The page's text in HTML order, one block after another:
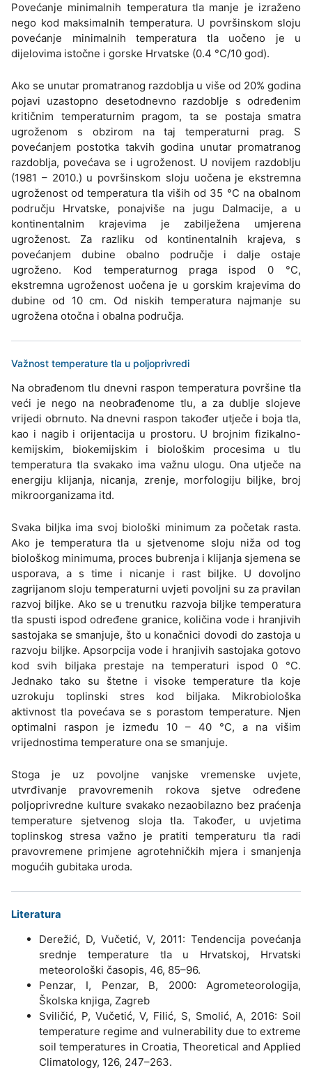
Povećanje minimalnih temperatura tla manje je izraženo
nego kod maksimalnih temperatura. U površinskom sloju
povećanje minimalnih temperatura tla uočeno je u
dijelovima istočne i gorske Hrvatske (0.4 °C/10 god).
Ako se unutar promatranog razdoblja u više od 20% godina
pojavi uzastopno desetodnevno razdoblje s određenim
kritičnim temperaturnim pragom, ta se postaja smatra
ugroženom s obzirom na taj temperaturni prag. S
povećanjem postotka takvih godina unutar promatranog
razdoblja, povećava se i ugroženost. U novijem razdoblju
(1981 – 2010.) u površinskom sloju uočena je ekstremna
ugroženost od temperatura tla viših od 35 °C na obalnom
području Hrvatske, ponajviše na jugu Dalmacije, a u
kontinentalnim krajevima je zabilježena umjerena
ugroženost. Za razliku od kontinentalnih krajeva, s
povećanjem dubine obalno područje i dalje ostaje
ugroženo. Kod temperaturnog praga ispod 0 °C,
ekstremna ugroženost uočena je u gorskim krajevima do
dubine od 10 cm. Od niskih temperatura najmanje su
ugrožena otočna i obalna područja.
Važnost temperature tla u poljoprivredi
Na obrađenom tlu dnevni raspon temperatura površine tla
veći je nego na neobrađenome tlu, a za dublje slojeve
vrijedi obrnuto. Na dnevni raspon također utječe i boja tla,
kao i nagib i orijentacija u prostoru. U brojnim fizikalno-
kemijskim, biokemijskim i biološkim procesima u tlu
temperatura tla svakako ima važnu ulogu. Ona utječe na
energiju klijanja, nicanja, zrenje, morfologiju biljke, broj
mikroorganizama itd.
Svaka biljka ima svoj biološki minimum za početak rasta.
Ako je temperatura tla u sjetvenome sloju niža od tog
biološkog minimuma, proces bubrenja i klijanja sjemena se
usporava, a s time i nicanje i rast biljke. U dovoljno
zagrijanom sloju temperaturni uvjeti povoljni su za pravilan
razvoj biljke. Ako se u trenutku razvoja biljke temperatura
tla spusti ispod određene granice, količina vode i hranjivih
sastojaka se smanjuje, što u konačnici dovodi do zastoja u
razvoju biljke. Apsorpcija vode i hranjivih sastojaka gotovo
kod svih biljaka prestaje na temperaturi ispod 0 °C.
Jednako tako su štetne i visoke temperature tla koje
uzrokuju toplinski stres kod biljaka. Mikrobiološka
aktivnost tla povećava se s porastom temperature. Njen
optimalni raspon je između 10 – 40 °C, a na višim
vrijednostima temperature ona se smanjuje.
Stoga je uz povoljne vanjske vremenske uvjete,
utvrđivanje pravovremenih rokova sjetve određene
poljoprivredne kulture svakako nezaobilazno bez praćenja
temperature sjetvenog sloja tla. Također, u uvjetima
toplinskog stresa važno je pratiti temperaturu tla radi
pravovremene primjene agrotehničkih mjera i smanjenja
mogućih gubitaka uroda.
Literatura
Derežić, D, Vučetić, V, 2011: Tendencija povećanja
srednje temperature tla u Hrvatskoj, Hrvatski
meteorološki časopis, 46, 85–96.
Penzar, I, Penzar, B, 2000: Agrometeorologija,
Školska knjiga, Zagreb
Sviličić, P, Vučetić, V, Filić, S, Smolić, A, 2016: Soil
temperature regime and vulnerability due to extreme
soil temperatures in Croatia, Theoretical and Applied
Climatology, 126, 247–263.